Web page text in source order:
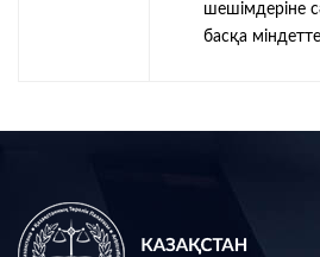
шешімдеріне
басқа